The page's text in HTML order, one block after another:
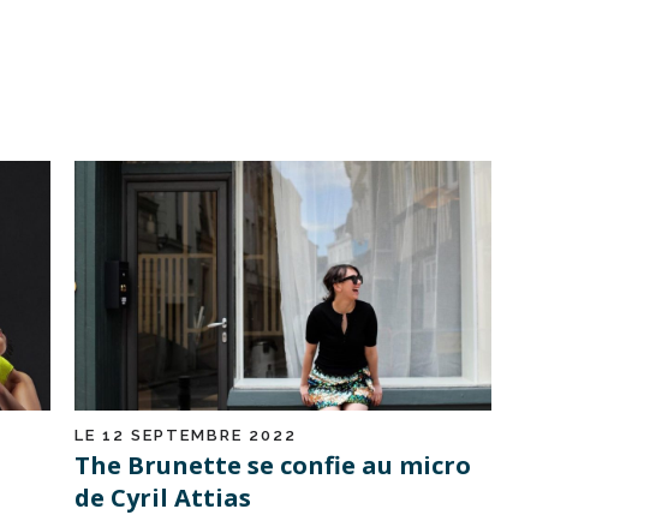
LE 12 SEPTEMBRE 2022
The Brunette se confie au micro
de Cyril Attias